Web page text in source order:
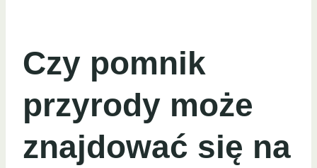
Czy pomnik
przyrody może
znajdować się na